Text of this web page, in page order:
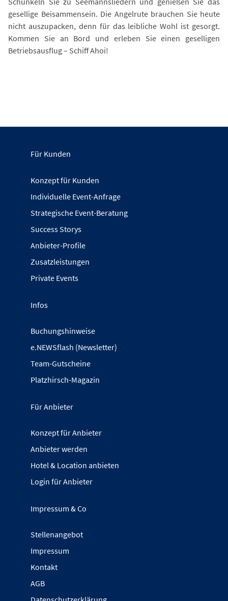
gesellige Beisammensein. Die Angelrute brauchen Sie heute
nicht auszupacken, denn für das leibliche Wohl ist gesorgt.
Kommen Sie an Bord und erleben Sie einen geselligen
Betriebsausflug – Schiff Ahoi!
Für Kunden
Konzept für Kunden
Individuelle Event-Anfrage
Strategische Event-Beratung
Success Storys
Anbieter-Profile
Zusatzleistungen
Private Events
Infos
Buchungshinweise
e.NEWSflash (Newsletter)
Team-Gutscheine
Platzhirsch-Magazin
Für Anbieter
Konzept für Anbieter
Anbieter werden
Hotel & Location anbieten
Login für Anbieter
Impressum & Co
Stellenangebot
Impressum
Kontakt
AGB